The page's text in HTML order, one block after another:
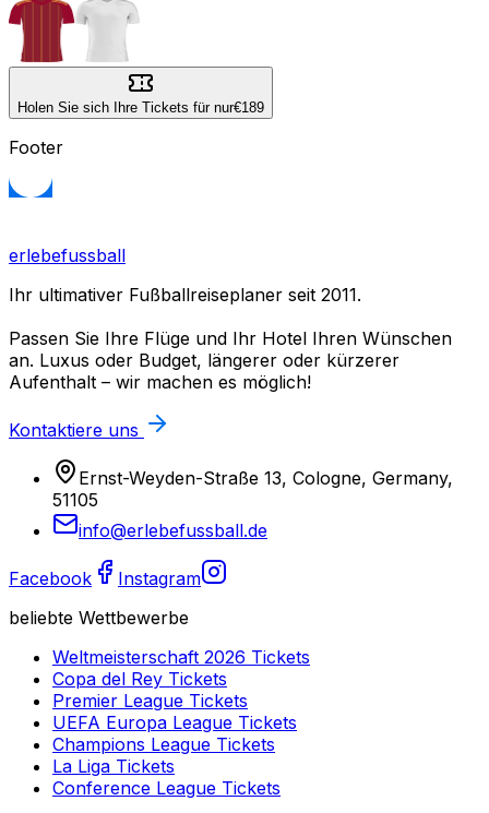
Holen Sie sich Ihre Tickets für nur€189
Footer
erlebefussball
Ihr ultimativer Fußballreiseplaner seit 2011.
Passen Sie Ihre Flüge und Ihr Hotel Ihren Wünschen
an. Luxus oder Budget, längerer oder kürzerer
Aufenthalt – wir machen es möglich!
Kontaktiere uns
Ernst-Weyden-Straße 13, Cologne, Germany,
51105
info@erlebefussball.de
Facebook
Instagram
beliebte Wettbewerbe
Weltmeisterschaft 2026 Tickets
Copa del Rey Tickets
Premier League Tickets
UEFA Europa League Tickets
Champions League Tickets
La Liga Tickets
Conference League Tickets